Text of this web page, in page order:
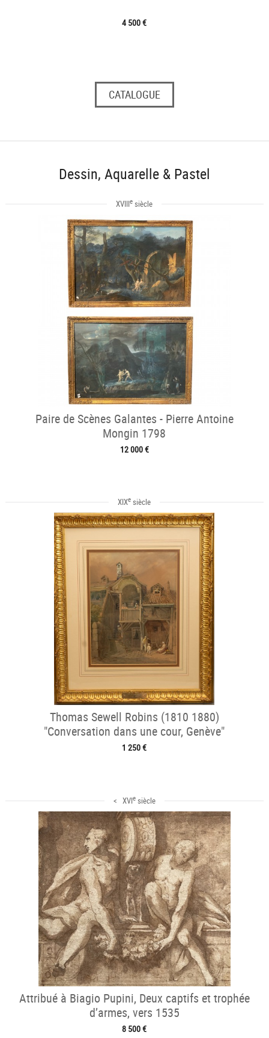
4 500 €
CATALOGUE
Dessin, Aquarelle & Pastel
XVIIIe siècle
Paire de Scènes Galantes - Pierre Antoine
Mongin 1798
12 000 €
XIXe siècle
Thomas Sewell Robins (1810 1880)
"Conversation dans une cour, Genève"
1 250 €
< XVIesiècle
Attribué à Biagio Pupini, Deux captifs et trophée
d’armes, vers 1535
8 500 €